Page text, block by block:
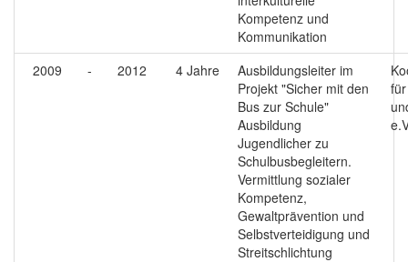
Kompetenz und
Kommunikation
2009 - 2012 4 Jahre
Ausbildungsleiter im
Projekt "Sicher mit den
Bus zur Schule"
Ausbildung
Jugendlicher zu
Schulbusbegleitern.
Vermittlung sozialer
Kompetenz,
Gewaltprävention und
Selbstverteidigung und
Streitschlichtung